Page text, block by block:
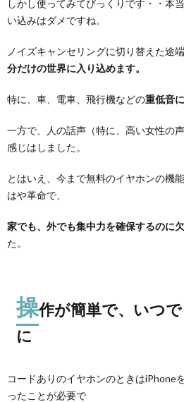
しかし使ってみてびっくりです・・本
い込みはダメですね。
ノイズキャンセリングに切り替えた途端
分だけの世界に入り込めます。
特に、車、電車、飛行機などの重低音
一方で、人の話声（特に、高い女性の
感じはしました。
とはいえ、今まで無料のイヤホンの機
はや革命で、
家でも、外でも集中力を確保するのに
た。
操作が簡単で、いつ
に
コードありのイヤホンのときはiPhone
ったことが必要で